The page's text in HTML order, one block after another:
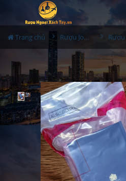
Trang chủ Rượu Johnnie walker